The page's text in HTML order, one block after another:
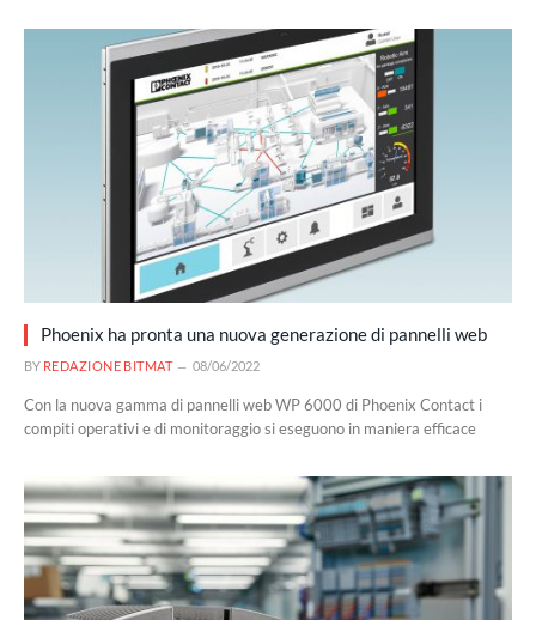
Phoenix ha pronta una nuova generazione di pannelli web
BY REDAZIONE BITMAT 08/06/2022
Con la nuova gamma di pannelli web WP 6000 di Phoenix Contact i
compiti operativi e di monitoraggio si eseguono in maniera efficace